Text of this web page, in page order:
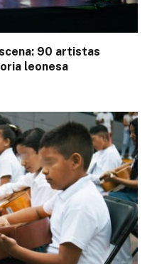
90 artistas
leonesa